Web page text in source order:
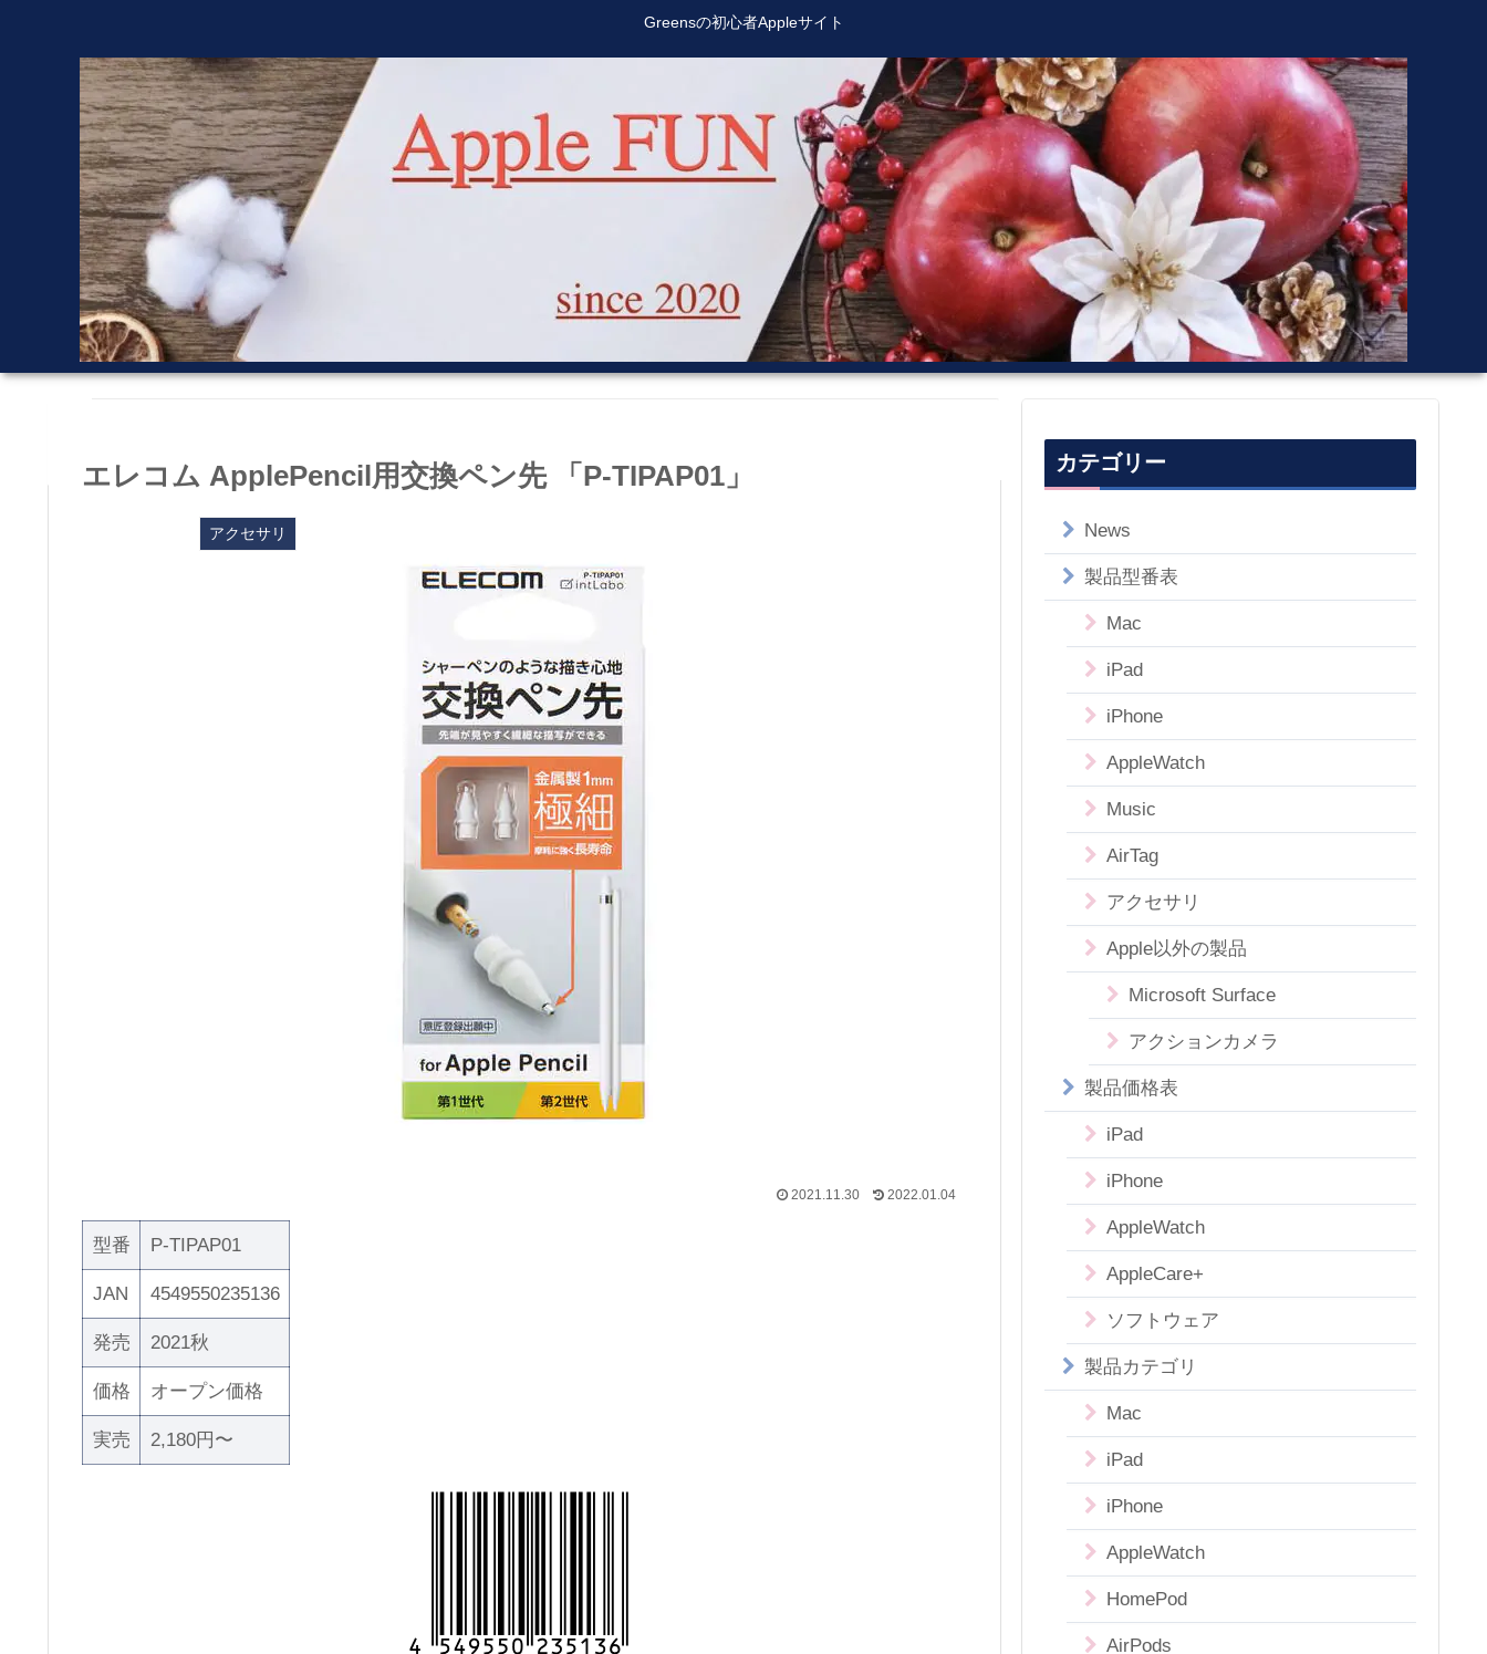
Greensの初心者Appleサイト
エレコム ApplePencil用交換ペン先 「P-TIPAP01」
アクセサリ
2021.11.30 2022.01.04
型番 P-TIPAP01
JAN 4549550235136
発売 2021秋
価格 オープン価格
実売 2,180円〜
カテゴリー
News
製品型番表
Mac
iPad
iPhone
AppleWatch
Music
AirTag
アクセサリ
Apple以外の製品
Microsoft Surface
アクションカメラ
製品価格表
iPad
iPhone
AppleWatch
AppleCare+
ソフトウェア
製品カテゴリ
Mac
iPad
iPhone
AppleWatch
HomePod
AirPods